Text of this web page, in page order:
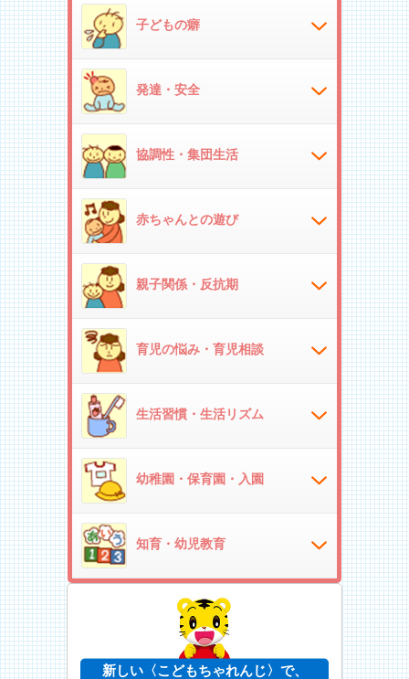
子どもの癖
発達・安全
協調性・集団生活
赤ちゃんとの遊び
親子関係・反抗期
育児の悩み・育児相談
生活習慣・生活リズム
幼稚園・保育園・入園
知育・幼児教育
新しい〈こどもちゃれんじ〉で、